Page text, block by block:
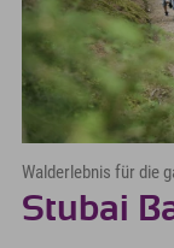
Walderlebnis für die
Stubai